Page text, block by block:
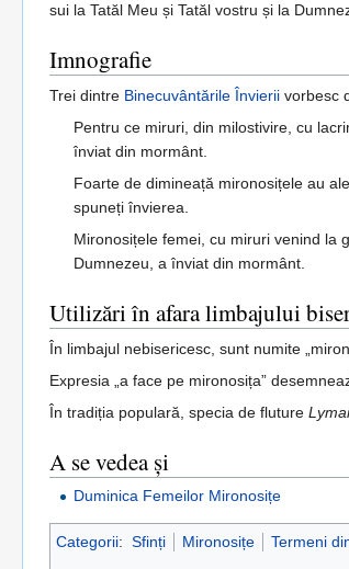
sui la Tatăl Meu și Tatăl vostru și la
Imnografie
Trei dintre Binecuvântările Învierii vorbesc
Pentru ce miruri, din milostivire, cu
înviat din mormânt.
Foarte de dimineață mironosițele au
spuneți învierea.
Mironosițele femei, cu miruri venind la
Dumnezeu, a înviat din mormânt.
Utilizări în afara limbajului
În limbajul nebisericesc, sunt numite
Expresia „a face pe mironosița”
În tradiția populară, specia de fluture
A se vedea și
Duminica Femeilor Mironosițe
Categorii: Sfinți Mironosițe Termeni